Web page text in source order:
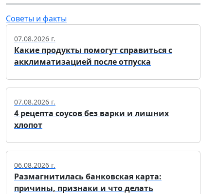
Советы и факты
07.08.2026 г.
Какие продукты помогут справиться с
акклиматизацией после отпуска
07.08.2026 г.
4 рецепта соусов без варки и лишних
хлопот
06.08.2026 г.
Размагнитилась банковская карта:
причины, признаки и что делать